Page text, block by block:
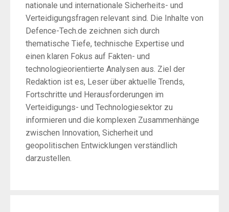
nationale und internationale Sicherheits- und
Verteidigungsfragen relevant sind. Die Inhalte von
Defence-Tech.de zeichnen sich durch
thematische Tiefe, technische Expertise und
einen klaren Fokus auf Fakten- und
technologieorientierte Analysen aus. Ziel der
Redaktion ist es, Leser über aktuelle Trends,
Fortschritte und Herausforderungen im
Verteidigungs- und Technologiesektor zu
informieren und die komplexen Zusammenhänge
zwischen Innovation, Sicherheit und
geopolitischen Entwicklungen verständlich
darzustellen.